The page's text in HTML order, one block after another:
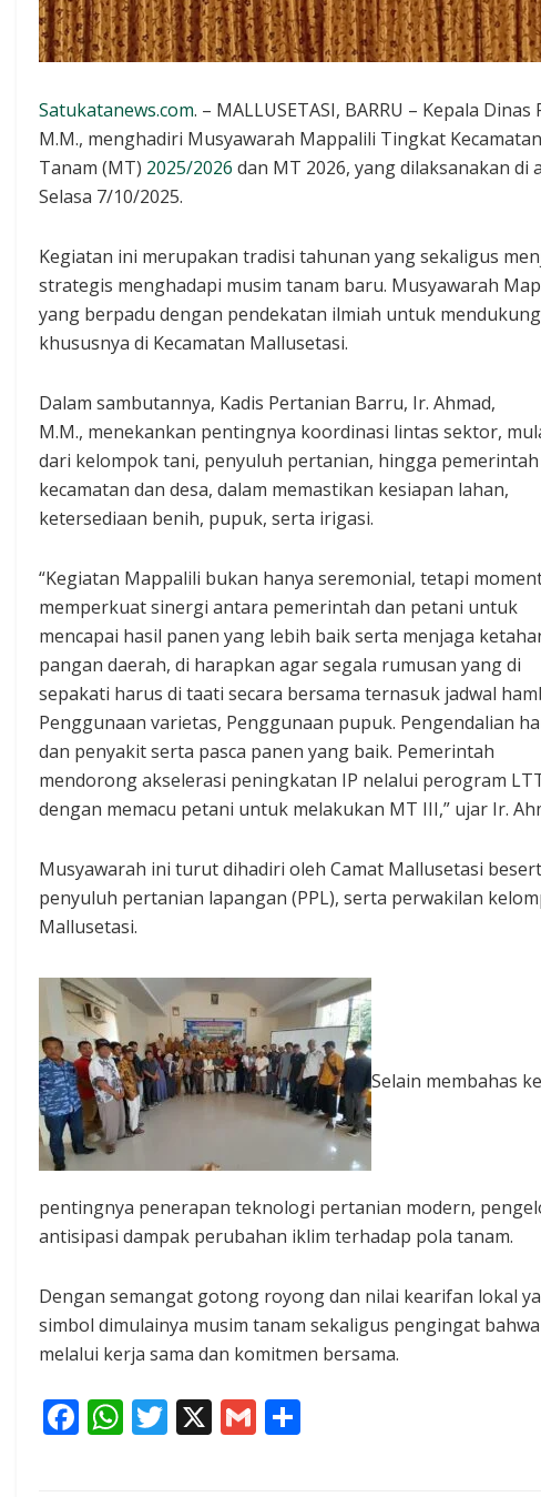
Satukatanews.com. – MALLUSETASI, BARRU – Kepala
M.M., menghadiri Musyawarah Mappalili Tingkat
Tanam (MT) 2025/2026 dan MT 2026, yang dilaksanakan di
Selasa 7/10/2025.
Kegiatan ini merupakan tradisi tahunan yang sekaligus
strategis menghadapi musim tanam baru. Musyawarah
yang berpadu dengan pendekatan ilmiah untuk
khususnya di Kecamatan Mallusetasi.
Dalam sambutannya, Kadis Pertanian Barru, Ir. Ahmad,
M.M., menekankan pentingnya koordinasi lintas sektor,
dari kelompok tani, penyuluh pertanian, hingga pemerintah
kecamatan dan desa, dalam memastikan kesiapan lahan,
ketersediaan benih, pupuk, serta irigasi.
“Kegiatan Mappalili bukan hanya seremonial, tetapi
memperkuat sinergi antara pemerintah dan petani untuk
mencapai hasil panen yang lebih baik serta menjaga
pangan daerah, di harapkan agar segala rumusan yang di
sepakati harus di taati secara bersama ternasuk jadwal
Penggunaan varietas, Penggunaan pupuk. Pengendalian
dan penyakit serta pasca panen yang baik. Pemerintah
mendorong akselerasi peningkatan IP nelalui perogram
dengan memacu petani untuk melakukan MT III,” ujar Ir.
Musyawarah ini turut dihadiri oleh Camat Mallusetasi
penyuluh pertanian lapangan (PPL), serta perwakilan
Mallusetasi.
Selain membahas
pentingnya penerapan teknologi pertanian modern,
antisipasi dampak perubahan iklim terhadap pola tanam.
Dengan semangat gotong royong dan nilai kearifan lokal
simbol dimulainya musim tanam sekaligus pengingat
melalui kerja sama dan komitmen bersama.
F W T X G